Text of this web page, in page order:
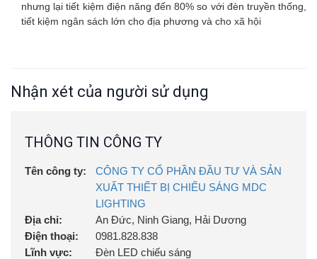
nhưng lại tiết kiệm điện năng đến 80% so với đèn truyền thống,
tiết kiệm ngân sách lớn cho địa phương và cho xã hội
Nhận xét của người sử dụng
THÔNG TIN CÔNG TY
Tên công ty:
CÔNG TY CỔ PHẦN ĐẦU TƯ VÀ SẢN
XUẤT THIẾT BỊ CHIẾU SÁNG MDC
LIGHTING
Địa chỉ:
An Đức, Ninh Giang, Hải Dương
Điện thoại:
0981.828.838
Lĩnh vực:
Đèn LED chiếu sáng